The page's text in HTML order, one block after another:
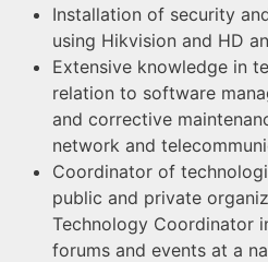
Installation of security
using Hikvision and HD
Extensive knowledge in
relation to software
and corrective
network and
Coordinator of
public and private
Technology Coordinator
forums and events at a